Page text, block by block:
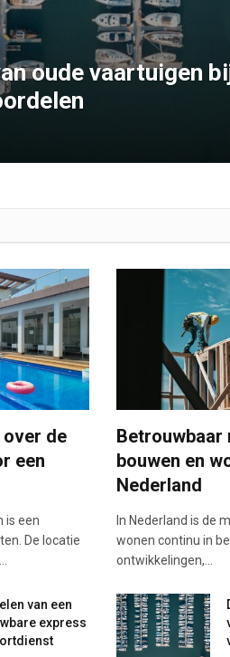
oude vaartuigen
over de
een
is een
De locatie
Betrouwbaar
bouwen en
Nederland
In Nederland is de
wonen continu in
ontwikkelingen,…
van een
express